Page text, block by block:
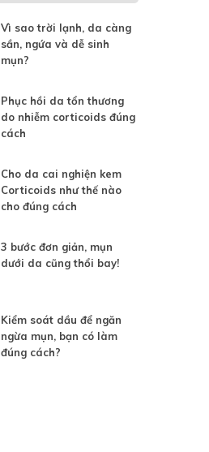
Vì sao trời lạnh, da càng
sần, ngứa và dễ sinh
mụn?
Phục hồi da tổn thương
do nhiễm corticoids đúng
cách
Cho da cai nghiện kem
Corticoids như thế nào
cho đúng cách
3 bước đơn giản, mụn
dưới da cũng thổi bay!
Kiểm soát dầu để ngăn
ngừa mụn, bạn có làm
đúng cách?